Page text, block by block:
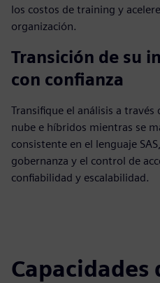
los costos de training y
organización.
Transición de su
con confianza
Transifique el análisis a
nube e híbridos mientras se
consistente en el lenguaje
gobernanza y el control de
confiabilidad y escalabilidad.
Capacidades